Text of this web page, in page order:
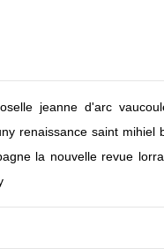
jeanne d'arc
renaissance saint mihiel
la nouvelle revue